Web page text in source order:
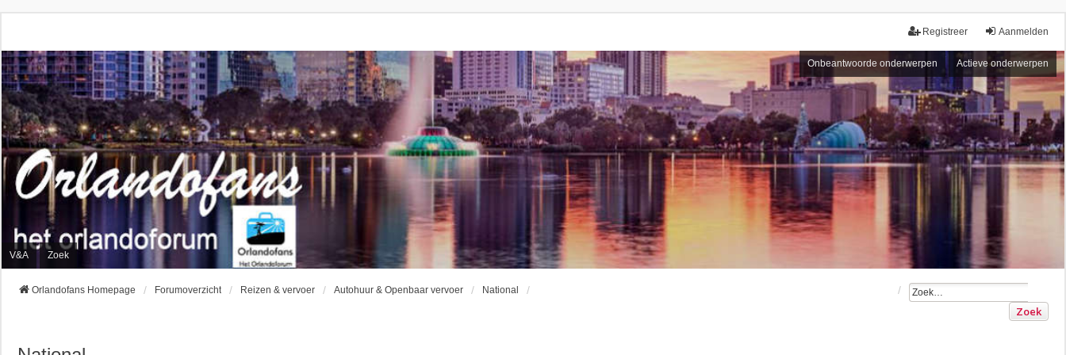
Aanmelden
Registreer
Onbeantwoorde onderwerpen Actieve onderwerpen
V&A Zoek
Orlandofans Homepage Forumoverzicht Reizen & vervoer Autohuur & Openbaar vervoer National
Zoek